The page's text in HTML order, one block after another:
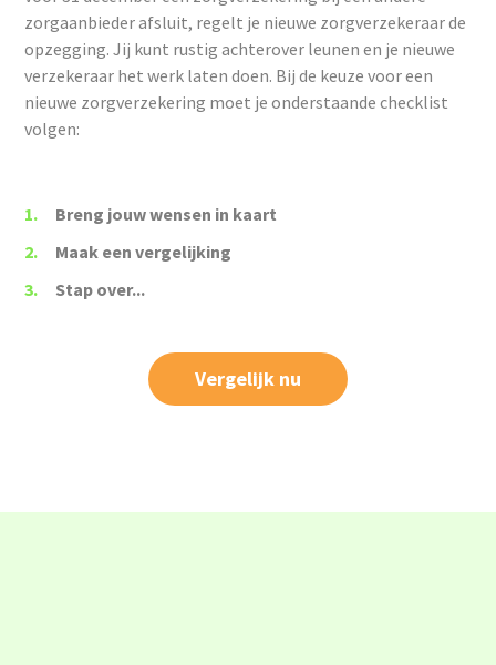
zorgaanbieder afsluit, regelt je nieuwe zorgverzekeraar de
opzegging. Jij kunt rustig achterover leunen en je nieuwe
verzekeraar het werk laten doen. Bij de keuze voor een
nieuwe zorgverzekering moet je onderstaande checklist
volgen:
Breng jouw wensen in kaart
Maak een vergelijking
Stap over...
Vergelijk nu